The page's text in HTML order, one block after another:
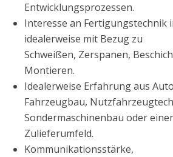
Entwicklungsprozessen.
Interesse an Fertigungstechnik
idealerweise mit Bezug zu
Schweißen, Zerspanen,
Montieren.
Idealerweise Erfahrung aus
Fahrzeugbau,
Sondermaschinenbau oder
Zulieferumfeld.
Kommunikationsstärke,